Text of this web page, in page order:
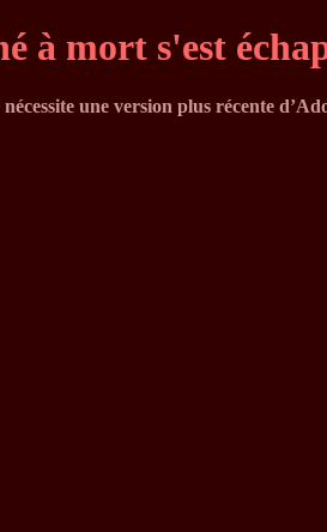
à mort s'est
une version plus récente